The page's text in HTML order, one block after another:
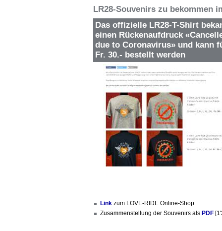
LR28-Souvenirs zu bekommen
Das offizielle LR28-T-Shirt
einen Rückenaufdruck
due to Coronavirus» und kann
Fr. 30.- bestellt werden
Link zum LOVE-RIDE Online-Shop
Zusammenstellung der Souvenirs als PDF